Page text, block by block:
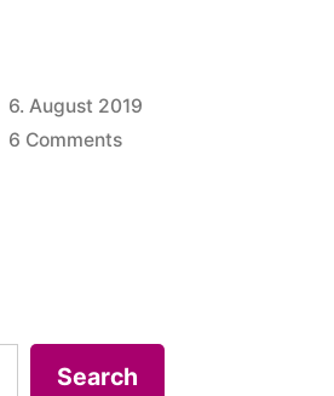
falsch
was
6. August 2019
6 Commentson
zwar
mit
Search